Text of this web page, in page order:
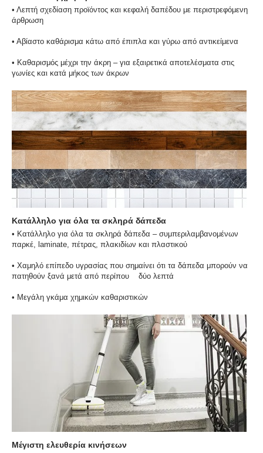
• Λεπτή σχεδίαση προϊόντος και κεφαλή δαπέδου με περιστρεφόμενη
άρθρωση
• Αβίαστο καθάρισμα κάτω από έπιπλα και γύρω από αντικείμενα
• Καθαρισμός μέχρι την άκρη – για εξαιρετικά αποτελέσματα στις
γωνίες και κατά μήκος των άκρων
Κατάλληλο για όλα τα σκληρά δάπεδα
• Κατάλληλο για όλα τα σκληρά δάπεδα – συμπεριλαμβανομένων
παρκέ, laminate, πέτρας, πλακιδίων και πλαστικού
• Χαμηλό επίπεδο υγρασίας που σημαίνει ότι τα δάπεδα μπορούν να
πατηθούν ξανά μετά από περίπου δύο λεπτά
• Μεγάλη γκάμα χημικών καθαριστικών
Μέγιστη ελευθερία κινήσεων